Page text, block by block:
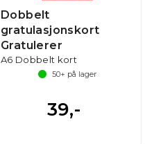
Dobbelt
gratulasjonskort
Gratulerer
A6 Dobbelt kort
50+ på lager
39,-